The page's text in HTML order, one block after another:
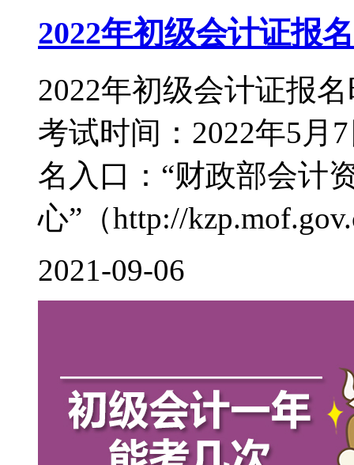
2022年初级会计证报
2022年初级会计证报
考试时间：2022年5月
名入口：“财政部会计
心”（http://
2021-09-06